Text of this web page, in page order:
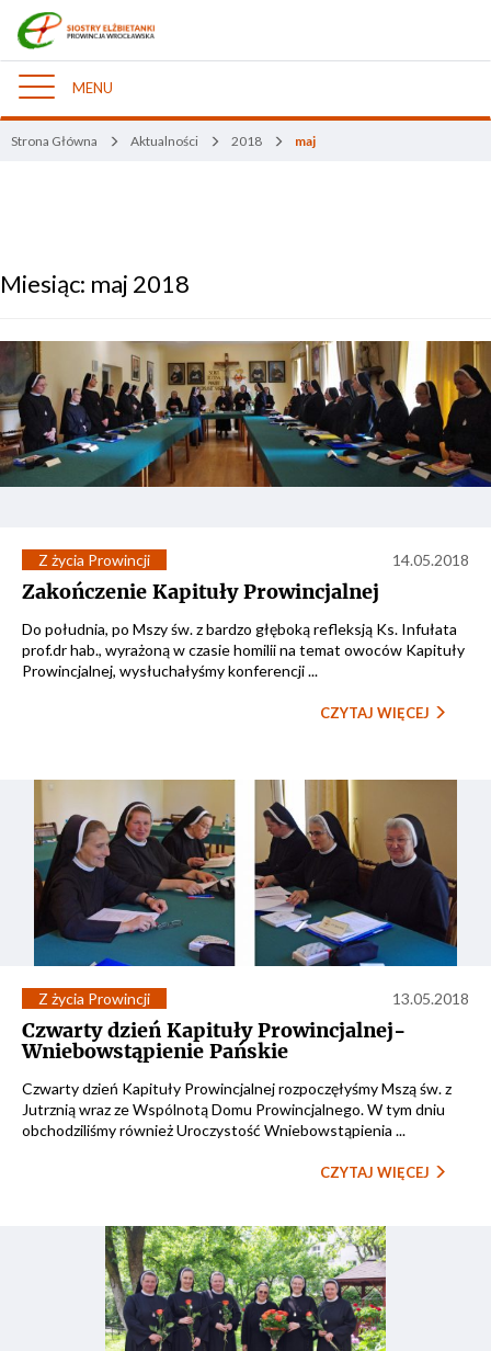
Nawigacja
MENU
Strona Główna Aktualności 2018 maj
Miesiąc: maj 2018
Z życia Prowincji 14.05.2018
Zakończenie Kapituły Prowincjalnej
Do południa, po Mszy św. z bardzo głęboką refleksją Ks. Infułata
prof.dr hab., wyrażoną w czasie homilii na temat owoców Kapituły
Prowincjalnej, wysłuchałyśmy konferencji ...
CZYTAJ WIĘCEJ
Z życia Prowincji 13.05.2018
Czwarty dzień Kapituły Prowincjalnej-
Wniebowstąpienie Pańskie
Czwarty dzień Kapituły Prowincjalnej rozpoczęłyśmy Mszą św. z
Jutrznią wraz ze Wspólnotą Domu Prowincjalnego. W tym dniu
obchodziliśmy również Uroczystość Wniebowstąpienia ...
CZYTAJ WIĘCEJ